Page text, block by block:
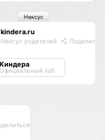
kindera.ru
Нексус родителей
Киндера
Официальный хаб
Нексус